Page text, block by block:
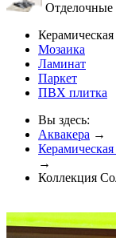
Отделочные
Мозаика
Ламинат
Паркет
ПВХ плитка
Вы здесь:
Аквакера →
→
Коллекция